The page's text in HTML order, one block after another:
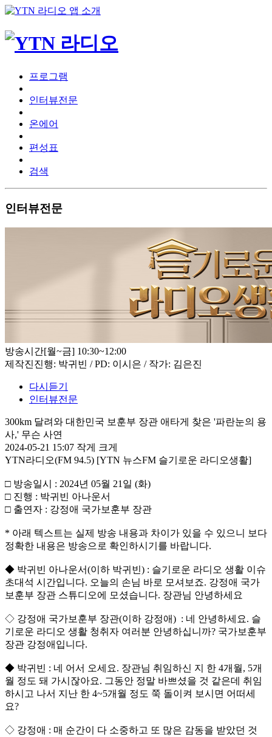
프로그램
인터뷰전문
온에어
편성표
검색
인터뷰전문
방송시간[월~금] 10:30~12:00
제작진진행: 박귀빈 / PD: 이시은 / 작가: 김은진
다시듣기
인터뷰전문
300km 달려와 대한민국 보훈부 장관 애타게 찾은 '파란눈의 용
사,' 무슨 사연
2024-05-21 15:07 작게
크게
YTN라디오(FM 94.5) [YTN 뉴스FM 슬기로운 라디오생활]
□ 방송일시 : 2024년 05월 21일 (화)
□ 진행 : 박귀빈 아나운서
□ 출연자 : 강정애 국가보훈부 장관
* 아래 텍스트는 실제 방송 내용과 차이가 있을 수 있으니 보다
정확한 내용은 방송으로 확인하시기를 바랍니다.
◆ 박귀빈 아나운서(이하 박귀빈) : 슬기로운 라디오 생활 이슈
초대석 시간입니다. 오늘의 손님 바로 모셔보죠. 강정애 국가
보훈부 장관 스튜디오에 모셨습니다. 장관님 안녕하세요
◇ 강정애 국가보훈부 장관(이하 강정애) : 네 안녕하세요. 슬
기로운 라디오 생활 청취자 여러분 안녕하십니까? 국가보훈부
장관 강정애입니다.
◆ 박귀빈 : 네 어서 오세요. 장관님 취임하신 지 한 4개월, 5개
월 정도 돼 가시잖아요. 그동안 정말 바쁘셨을 것 같은데 취임
하시고 나서 지난 한 4~5개월 정도 쭉 돌이켜 보시면 어떠세
요?
◇ 강정애 : 매 순간이 다 소중하고 또 많은 감동을 받았던 것